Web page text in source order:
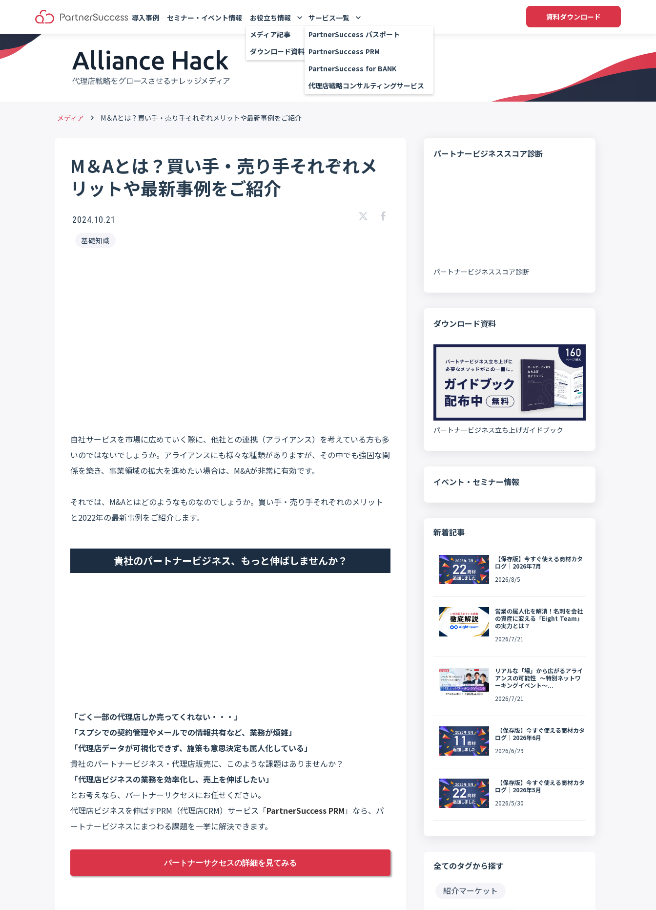
メディア keyboard_arrow_right M＆Aとは？買い手・売り手それぞれメリットや最新事例をご紹介
M＆Aとは？買い手・売り手それぞれメ
リットや最新事例をご紹介
2024.10.21
基礎知識
自社サービスを市場に広めていく際に、他社との連携（アライアンス）を考えている方も多
いのではないでしょうか。アライアンスにも様々な種類がありますが、その中でも強固な関
係を築き、事業領域の拡大を進めたい場合は、M&Aが非常に有効です。
それでは、M&Aとはどのようなものなのでしょうか。買い手・売り手それぞれのメリット
と2022年の最新事例をご紹介します。
貴社のパートナービジネス、もっと伸ばしませんか？
「ごく一部の代理店しか売ってくれない・・・」
「スプシでの契約管理やメールでの情報共有など、業務が煩雑」
「代理店データが可視化できず、施策も意思決定も属人化している」
貴社のパートナービジネス・代理店販売に、このような課題はありませんか？
「代理店ビジネスの業務を効率化し、売上を伸ばしたい」
とお考えなら、パートナーサクセスにお任せください。
代理店ビジネスを伸ばすPRM（代理店CRM）サービス「PartnerSuccess PRM」なら、パ
ートナービジネスにまつわる課題を一挙に解決できます。
パートナーサクセスの詳細を見てみる
パートナービジネススコア診断
パートナービジネススコア診断
ダウンロード資料
パートナービジネス立ち上げガイドブック
イベント・セミナー情報
新着記事
【保存版】今すぐ使える商材カタ
ログ｜2026年7月
2026/8/5
営業の属人化を解消！名刺を会社
の資産に変える「Eight Team」
の実力とは？
2026/7/21
リアルな「場」から広がるアライ
アンスの可能性 〜特別ネットワ
ーキングイベント〜...
2026/7/21
【保存版】今すぐ使える商材カタ
ログ｜2026年6月
2026/6/29
【保存版】今すぐ使える商材カタ
ログ｜2026年5月
2026/5/30
全てのタグから探す
紹介マーケット
導入事例
セミナー・イベント情報
メディア記事
ダウンロード資料
お役立ち情報
keyboard_arrow_down
PartnerSuccess パスポート
PartnerSuccess PRM
PartnerSuccess for BANK
代理店戦略コンサルティングサービス
サービス一覧 keyboard_arrow_down 資料ダウンロード